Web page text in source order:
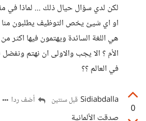
لكن لدي سؤال حيال ذلك ... لماذا في
او اي شيئ يخص التوظيف يطلبون منا
هي اللغة السائدة ويهتمون فيها اكثر من
الأم ؟ الا يجب والاولى ان نهتم ونفضل
في العالم ؟؟
0
Sidiabdalla قبل سنتين أضف ردا